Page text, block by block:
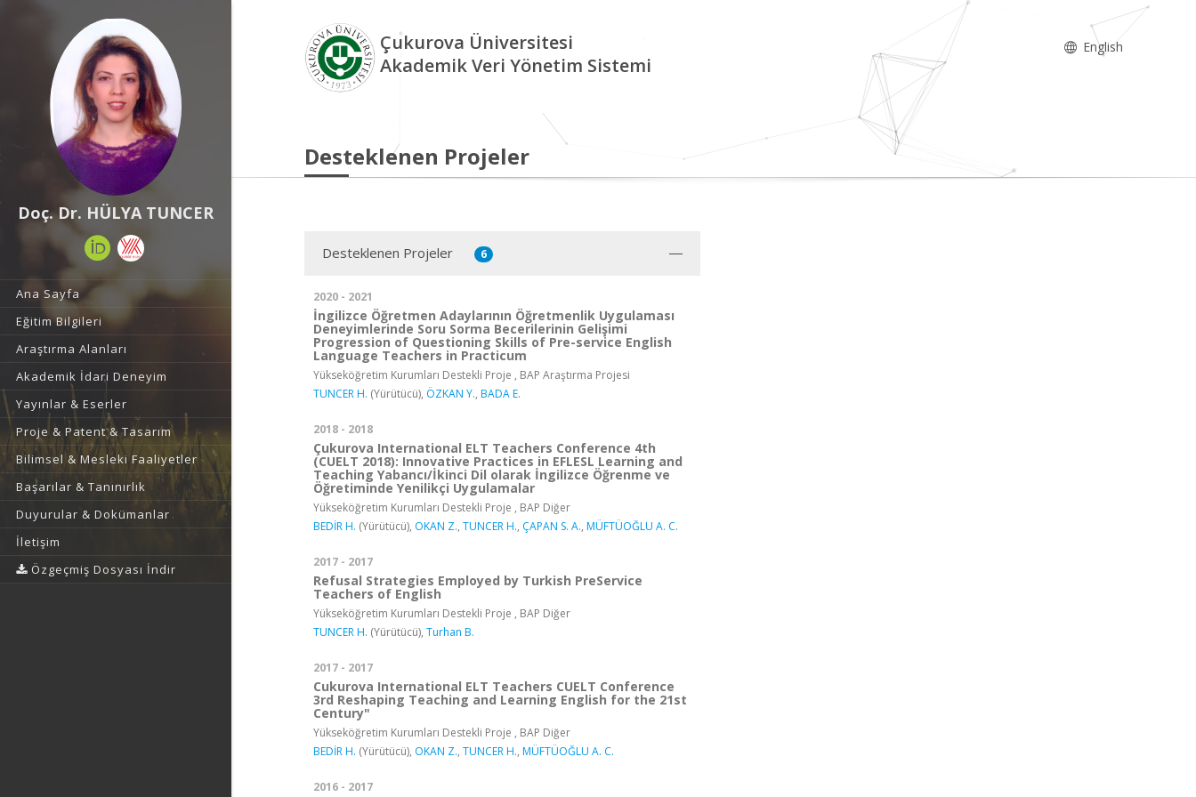
Doç. Dr. HÜLYA TUNCER
Ana Sayfa
Eğitim Bilgileri
Araştırma Alanları
Akademik İdari Deneyim
Yayınlar & Eserler
Proje & Patent & Tasarım
Bilimsel & Mesleki Faaliyetler
Başarılar & Tanınırlık
Duyurular & Dokümanlar
İletişim
Özgeçmiş Dosyası İndir
Çukurova Üniversitesi
Akademik Veri Yönetim Sistemi
English
Desteklenen Projeler
Desteklenen Projeler 6
2020 - 2021
İngilizce Öğretmen Adaylarının Öğretmenlik Uygulaması
Deneyimlerinde Soru Sorma Becerilerinin Gelişimi
Progression of Questioning Skills of Pre-service English
Language Teachers in Practicum
Yükseköğretim Kurumları Destekli Proje , BAP Araştırma Projesi
TUNCER H. (Yürütücü), ÖZKAN Y., BADA E.
2018 - 2018
Çukurova International ELT Teachers Conference 4th
(CUELT 2018): Innovative Practices in EFLESL Learning and
Teaching Yabancı/İkinci Dil olarak İngilizce Öğrenme ve
Öğretiminde Yenilikçi Uygulamalar
Yükseköğretim Kurumları Destekli Proje , BAP Diğer
BEDİR H. (Yürütücü), OKAN Z., TUNCER H., ÇAPAN S. A., MÜFTÜOĞLU A. C.
2017 - 2017
Refusal Strategies Employed by Turkish PreService
Teachers of English
Yükseköğretim Kurumları Destekli Proje , BAP Diğer
TUNCER H. (Yürütücü), Turhan B.
2017 - 2017
Cukurova International ELT Teachers CUELT Conference
3rd Reshaping Teaching and Learning English for the 21st
Century"
Yükseköğretim Kurumları Destekli Proje , BAP Diğer
BEDİR H. (Yürütücü), OKAN Z., TUNCER H., MÜFTÜOĞLU A. C.
2016 - 2017